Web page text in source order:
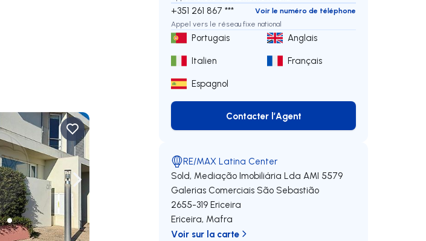
Naviguer vers la droite
+351 261 867 ***
Voir le numéro de téléphone
Appel vers le réseau fixe national
Portugais
Anglais
Italien
Français
Espagnol
Contacter l’Agent
Contacter l’Agent
RE/MAX Latina Center
Sold, Mediação Imobiliária Lda AMI 5579
Galerias Comerciais São Sebastião
2655-319 Ericeira
Ericeira, Mafra
Voir sur la carte